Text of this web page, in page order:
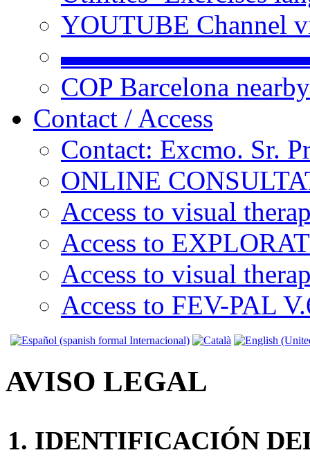
YOUTUBE Channel
COP Barcelona
Contact / Access
Contact: Excmo. Sr.
ONLINE
Access to visual
Access to
Access to visual
Access to FEV-PAL
AVISO LEGAL
1. IDENTIFICACIÓN